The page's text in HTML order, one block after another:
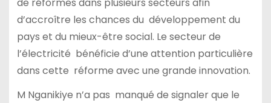
d’accroître les chances du développement du
pays et du mieux-être social. Le secteur de
l’électricité bénéficie d’une attention particulière
dans cette réforme avec une grande innovation.
M Nganikiye n’a pas manqué de signaler que le